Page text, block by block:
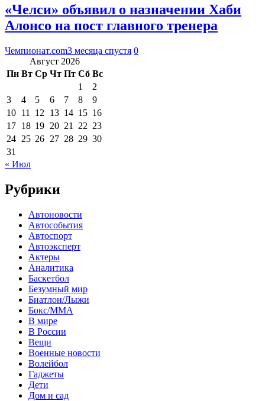
«Челси» объявил о назначении Хаби
Алонсо на пост главного тренера
Чемпионат.com3 месяца спустя 0
Август 2026
Пн Вт Ср Чт Пт Сб Вс
1
2
3
4 5 6 7 8
9
10 11 12 13 14 15 16
17 18 19 20 21 22 23
24 25 26 27 28 29 30
31
« Июл
Рубрики
Автоновости
Автособытия
Автоспорт
Автоэксперт
Актеры
Аналитика
Баскетбол
Безумный мир
Биатлон/Лыжи
Бокс/MMA
В мире
В России
Вещи
Военные новости
Волейбол
Гаджеты
Дети
Дом и сад